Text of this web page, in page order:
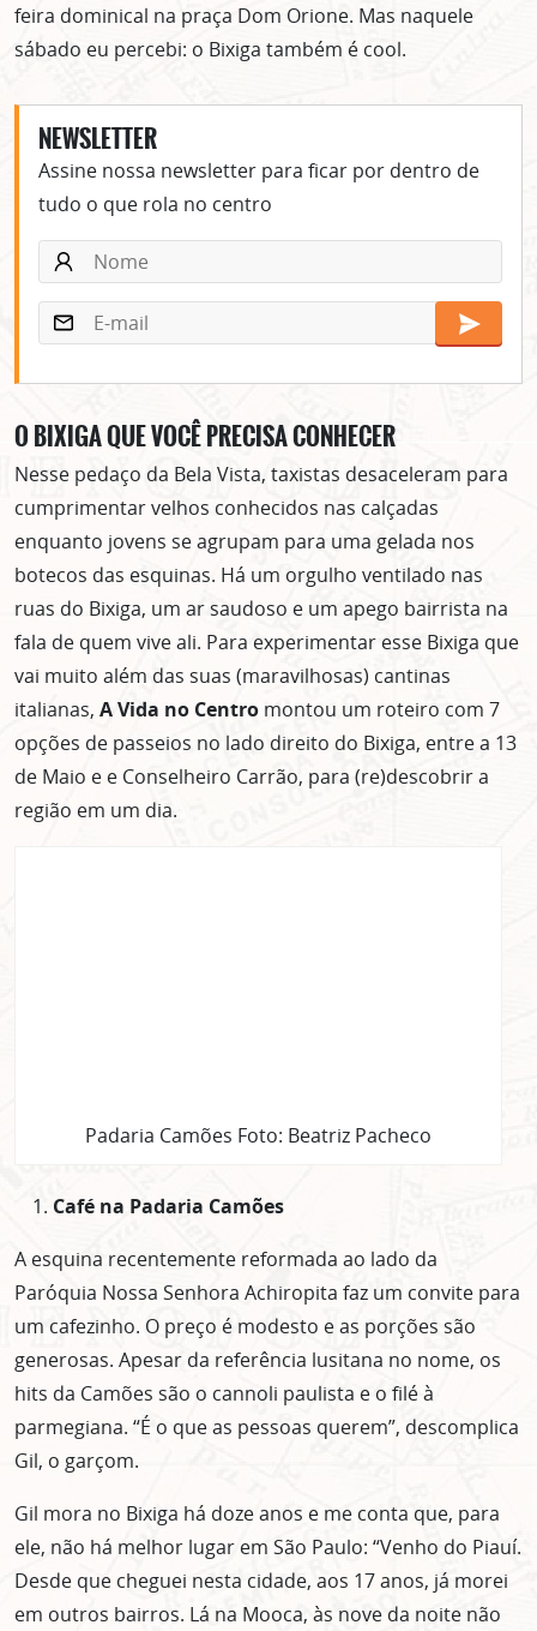
feira dominical na praça Dom Orione. Mas naquele
sábado eu percebi: o Bixiga também é cool.
NEWSLETTER
Assine nossa newsletter para ficar por dentro de
tudo o que rola no centro
O BIXIGA QUE VOCÊ PRECISA CONHECER
Nesse pedaço da Bela Vista, taxistas desaceleram para
cumprimentar velhos conhecidos nas calçadas
enquanto jovens se agrupam para uma gelada nos
botecos das esquinas. Há um orgulho ventilado nas
ruas do Bixiga, um ar saudoso e um apego bairrista na
fala de quem vive ali. Para experimentar esse Bixiga que
vai muito além das suas (maravilhosas) cantinas
italianas, A Vida no Centro montou um roteiro com 7
opções de passeios no lado direito do Bixiga, entre a 13
de Maio e e Conselheiro Carrão, para (re)descobrir a
região em um dia.
Padaria Camões Foto: Beatriz Pacheco
Café na Padaria Camões
A esquina recentemente reformada ao lado da
Paróquia Nossa Senhora Achiropita faz um convite para
um cafezinho. O preço é modesto e as porções são
generosas. Apesar da referência lusitana no nome, os
hits da Camões são o cannoli paulista e o filé à
parmegiana. “É o que as pessoas querem”, descomplica
Gil, o garçom.
Gil mora no Bixiga há doze anos e me conta que, para
ele, não há melhor lugar em São Paulo: “Venho do Piauí.
Desde que cheguei nesta cidade, aos 17 anos, já morei
em outros bairros. Lá na Mooca, às nove da noite não